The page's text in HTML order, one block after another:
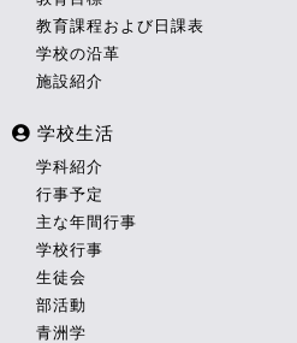
教育課程および日課表
学校の沿革
施設紹介
学校生活
学科紹介
行事予定
主な年間行事
学校行事
生徒会
部活動
青洲学